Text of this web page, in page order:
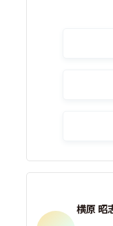
横原 昭